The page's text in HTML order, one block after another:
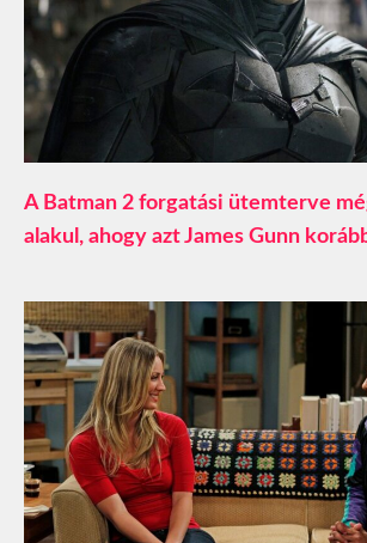
A Batman 2 forgatási ütemterve
alakul, ahogy azt James Gunn